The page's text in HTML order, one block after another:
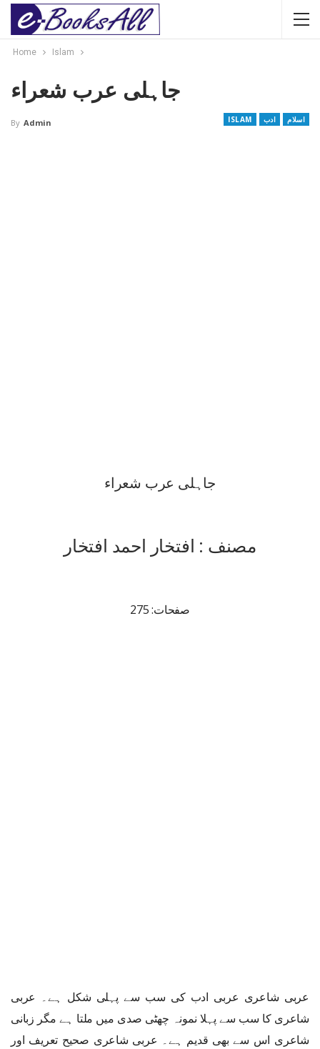
Home Islam
جاہلی عرب شعراء
ISLAM ادب اسلام By Admin
جاہلی عرب شعراء
مصنف : افتخار احمد افتخار
صفحات: 275
عربی شاعری عربی ادب کی سب سے پہلی شکل ہے۔ عربی
شاعری کا سب سے پہلا نمونہ چھٹی صدی میں ملتا ہے مگر زبانی
شاعری اس سے بھی قدیم ہے۔ عربی شاعری صحیح تعریف اور